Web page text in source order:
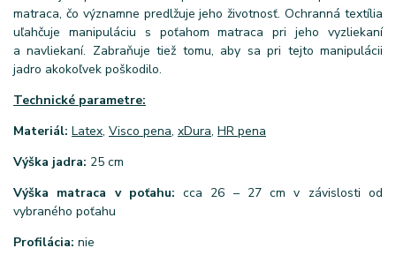
matraca, čo významne predlžuje jeho životnosť. Ochranná textília
uľahčuje manipuláciu s poťahom matraca pri jeho vyzliekaní
a navliekaní. Zabraňuje tiež tomu, aby sa pri tejto manipulácii
jadro akokoľvek poškodilo.
Technické parametre:
Materiál: Latex, Visco pena, xDura, HR pena
Výška jadra: 25 cm
Výška matraca v poťahu: cca 26 – 27 cm v závislosti od
vybraného poťahu
Profilácia: nie